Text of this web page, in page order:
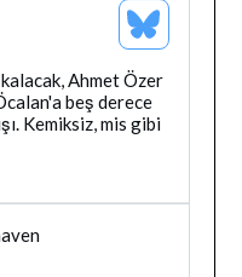
Bluesky
Profilini
Gor
Ahmet Özer
beş derece
Kemiksiz, mis gibi